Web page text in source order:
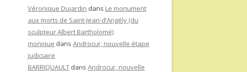
Véronique Dujardin dans Le monument
aux morts de Saint-Jean-d’Angély (du
sculpteur Albert Bartholomé)
monique dans Androcur, nouvelle étape
judiciaire
BARRIQUAULT dans Androcur, nouvelle